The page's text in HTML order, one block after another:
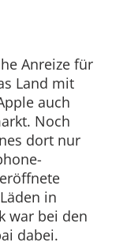
Anreize für
Land mit
auch
Noch
dort nur
in
war bei den
dabei.